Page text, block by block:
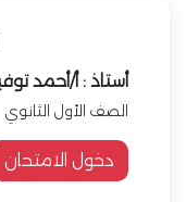
أستاذ : أ/أحمد
الصف الأول الثانوي
دخول الامتحان